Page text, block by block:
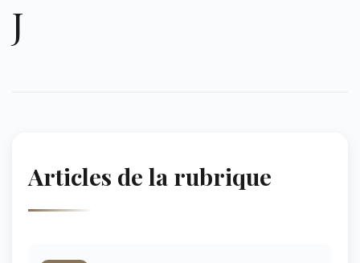
J
Articles de la rubrique